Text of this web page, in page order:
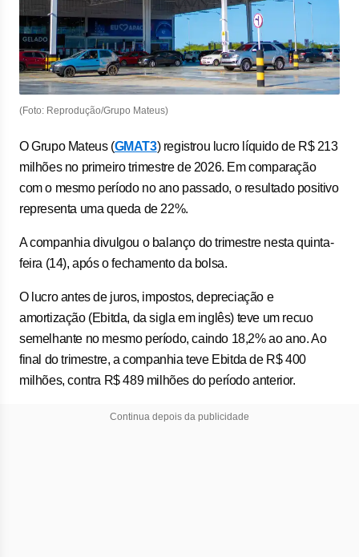
(Foto: Reprodução/Grupo Mateus)
O Grupo Mateus (GMAT3) registrou lucro líquido de R$ 213
milhões no primeiro trimestre de 2026. Em comparação
com o mesmo período no ano passado, o resultado positivo
representa uma queda de 22%.
A companhia divulgou o balanço do trimestre nesta quinta-
feira (14), após o fechamento da bolsa.
O lucro antes de juros, impostos, depreciação e
amortização (Ebitda, da sigla em inglês) teve um recuo
semelhante no mesmo período, caindo 18,2% ao ano. Ao
final do trimestre, a companhia teve Ebitda de R$ 400
milhões, contra R$ 489 milhões do período anterior.
Continua depois da publicidade